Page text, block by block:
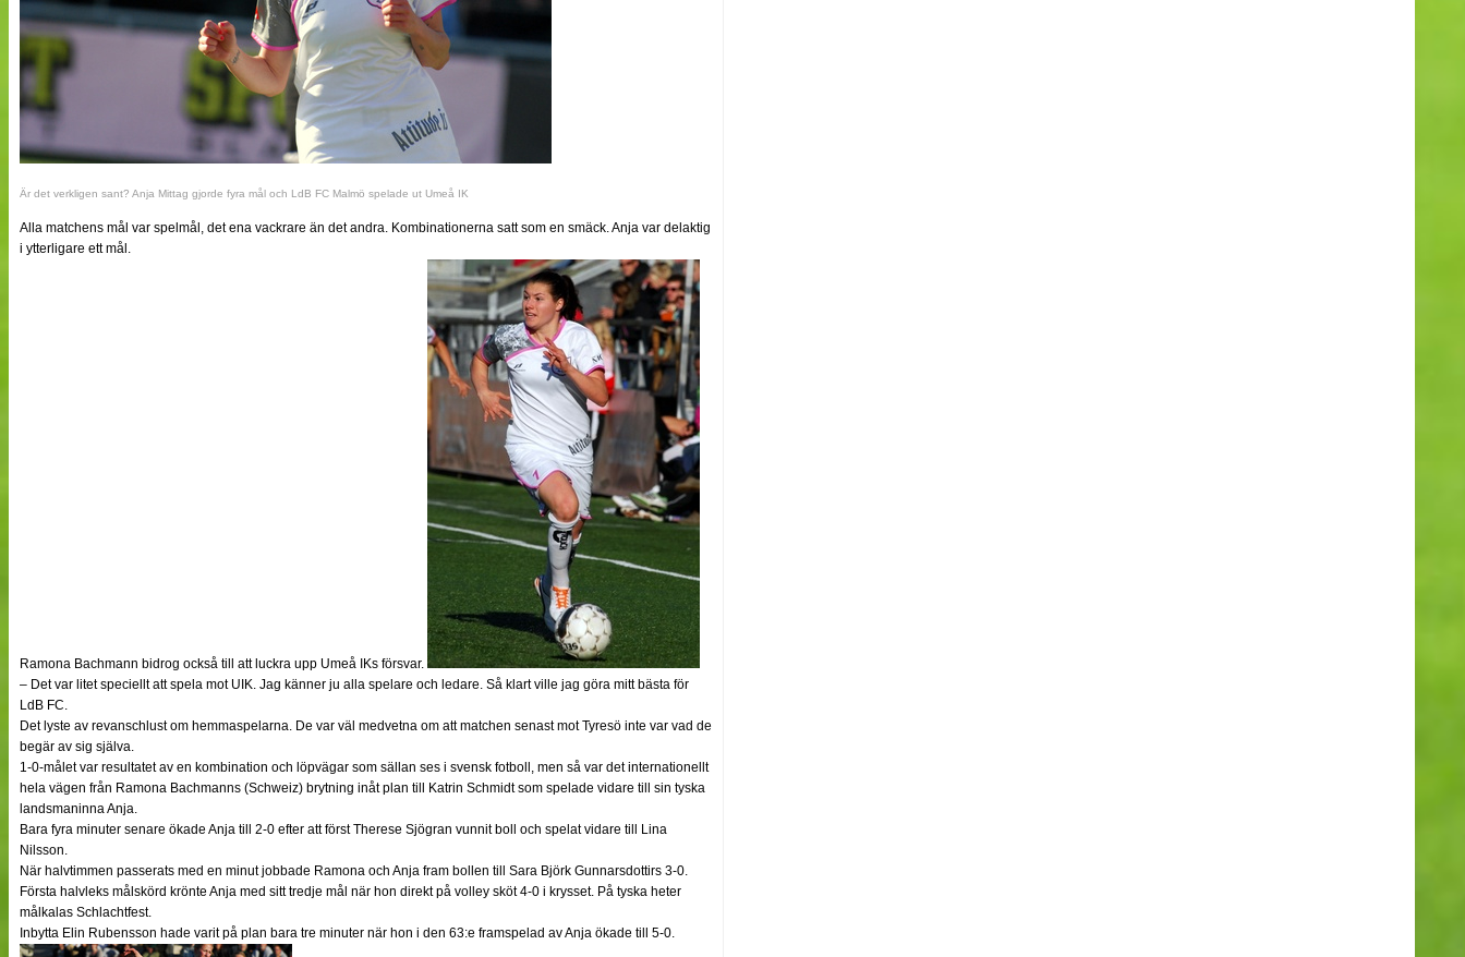
Är det verkligen sant? Anja Mittag gjorde fyra mål och LdB FC Malmö spelade ut Umeå IK
Alla matchens mål var spelmål, det ena vackrare än det andra. Kombinationerna satt som en smäck. Anja var delaktig
i ytterligare ett mål.
Ramona Bachmann bidrog också till att luckra upp Umeå IKs försvar.
– Det var litet speciellt att spela mot UIK. Jag känner ju alla spelare och ledare. Så klart ville jag göra mitt bästa för
LdB FC.
Det lyste av revanschlust om hemmaspelarna. De var väl medvetna om att matchen senast mot Tyresö inte var vad de
begär av sig själva.
1-0-målet var resultatet av en kombination och löpvägar som sällan ses i svensk fotboll, men så var det internationellt
hela vägen från Ramona Bachmanns (Schweiz) brytning inåt plan till Katrin Schmidt som spelade vidare till sin tyska
landsmaninna Anja.
Bara fyra minuter senare ökade Anja till 2-0 efter att först Therese Sjögran vunnit boll och spelat vidare till Lina
Nilsson.
När halvtimmen passerats med en minut jobbade Ramona och Anja fram bollen till Sara Björk Gunnarsdottirs 3-0.
Första halvleks målskörd krönte Anja med sitt tredje mål när hon direkt på volley sköt 4-0 i krysset. På tyska heter
målkalas Schlachtfest.
Inbytta Elin Rubensson hade varit på plan bara tre minuter när hon i den 63:e framspelad av Anja ökade till 5-0.